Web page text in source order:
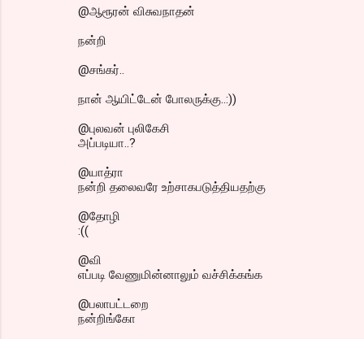
@ஆரூரன் விசுவநாதன்
நன்றி
@சங்கர்..
நான் ஆயிட்டேன் போலருக்கு..:))
@புலவன் புலிகேசி
அப்படியா..?
@யாத்ரா
நன்றி தலைவரே உற்சாகபடுத்தியதற்கு
@தோழி
:((
@வி
எப்படி வேணுமின்னாலும் வச்சிக்கங்க
@பலாபட்டறை
நன்றிங்கோ